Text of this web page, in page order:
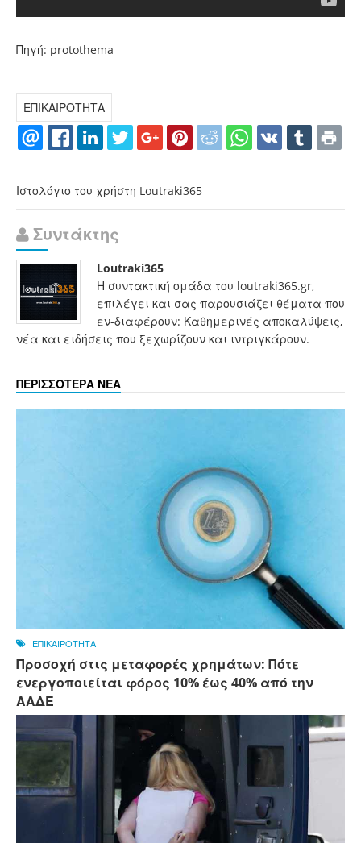
Πηγή: protothema
ΕΠΙΚΑΙΡΟΤΗΤΑ
Ιστολόγιο του χρήστη Loutraki365
Συντάκτης
Loutraki365
Η συντακτική ομάδα του loutraki365.gr,
επιλέγει και σας παρουσιάζει θέματα που
εν-διαφέρουν: Καθημερινές αποκαλύψεις,
νέα και ειδήσεις που ξεχωρίζουν και ιντριγκάρουν.
ΠΕΡΙΣΣΟΤΕΡΑ ΝΕΑ
ΕΠΙΚΑΙΡΟΤΗΤΑ
Προσοχή στις μεταφορές χρημάτων: Πότε
ενεργοποιείται φόρος 10% έως 40% από την
ΑΑΔΕ